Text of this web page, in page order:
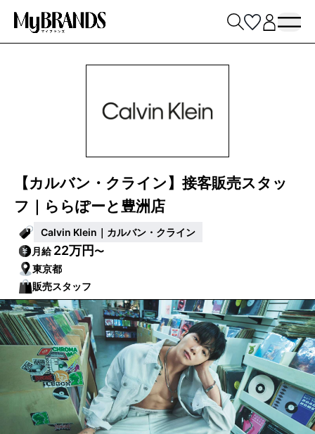
【カルバン・クライン】接客販売スタッ
フ｜ららぽーと豊洲店
Calvin Klein｜カルバン・クライン
月給22万円〜
東京都
販売スタッフ